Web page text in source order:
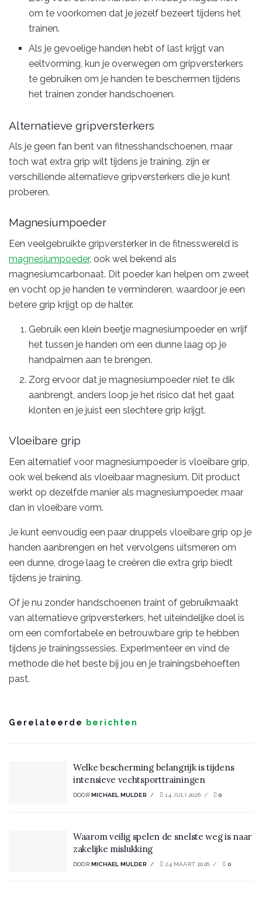
om te voorkomen dat je jezelf bezeert tijdens het
trainen.
Als je gevoelige handen hebt of last krijgt van
eeltvorming, kun je overwegen om gripversterkers
te gebruiken om je handen te beschermen tijdens
het trainen zonder handschoenen.
Alternatieve gripversterkers
Als je geen fan bent van fitnesshandschoenen, maar
toch wat extra grip wilt tijdens je training, zijn er
verschillende alternatieve gripversterkers die je kunt
proberen.
Magnesiumpoeder
Een veelgebruikte gripversterker in de fitnesswereld is
magnesiumpoeder, ook wel bekend als
magnesiumcarbonaat. Dit poeder kan helpen om zweet
en vocht op je handen te verminderen, waardoor je een
betere grip krijgt op de halter.
Gebruik een klein beetje magnesiumpoeder en wrijf
het tussen je handen om een dunne laag op je
handpalmen aan te brengen.
Zorg ervoor dat je magnesiumpoeder niet te dik
aanbrengt, anders loop je het risico dat het gaat
klonten en je juist een slechtere grip krijgt.
Vloeibare grip
Een alternatief voor magnesiumpoeder is vloeibare grip,
ook wel bekend als vloeibaar magnesium. Dit product
werkt op dezelfde manier als magnesiumpoeder, maar
dan in vloeibare vorm.
Je kunt eenvoudig een paar druppels vloeibare grip op je
handen aanbrengen en het vervolgens uitsmeren om
een dunne, droge laag te creëren die extra grip biedt
tijdens je training.
Of je nu zonder handschoenen traint of gebruikmaakt
van alternatieve gripversterkers, het uiteindelijke doel is
om een comfortabele en betrouwbare grip te hebben
tijdens je trainingssessies. Experimenteer en vind de
methode die het beste bij jou en je trainingsbehoeften
past.
Gerelateerde berichten
Welke bescherming belangrijk is tijdens
intensieve vechtsporttrainingen
DOOR MICHAEL MULDER 14 JULI 2026 0
Waarom veilig spelen de snelste weg is naar
zakelijke mislukking
DOOR MICHAEL MULDER 24 MAART 2026 0